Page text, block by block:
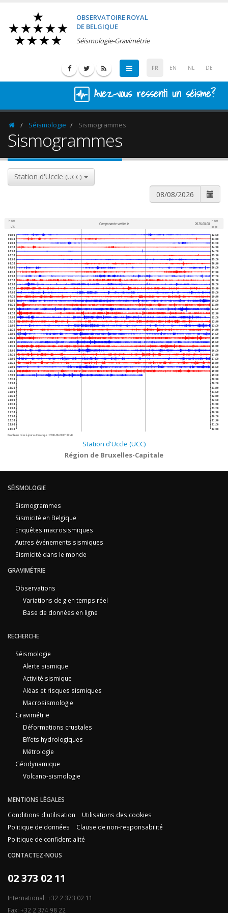
OBSERVATOIRE ROYAL
DE BELGIQUE
Séismologie-Gravimétrie
FR EN NL DE
Avez-vous ressenti un séisme?
HomepageSéismologie Sismogrammes
Sismogrammes
Station d'Uccle (UCC)
Heure
UTC
Composante verticale 2026-08-08
Heure
belge
00:00
00:30
01:00
01:30
02:00
02:30
03:00
03:30
04:00
04:30
05:00
05:30
06:00
06:30
07:00
07:30
08:00
08:30
09:00
09:30
10:00
10:30
11:00
11:30
12:00
12:30
13:00
13:30
14:00
14:30
15:00
15:30
16:00
16:30
17:00
17:30
18:00
18:30
19:00
19:30
20:00
20:30
21:00
21:30
22:00
22:30
23:00
23:30
02:30
03:00
03:30
04:00
04:30
05:00
05:30
06:00
06:30
07:00
07:30
08:00
08:30
09:00
09:30
10:00
10:30
11:00
11:30
12:00
12:30
13:00
13:30
14:00
14:30
15:00
15:30
16:00
16:30
17:00
17:30
18:00
18:30
19:00
19:30
20:00
20:30
21:00
21:30
22:00
22:30
23:00
23:30
00:00
00:30
01:00
01:30
02:00
Prochaine mise à jour automatique :2026-08-08 17:29:40
Station d'Uccle (UCC)
Région de Bruxelles-Capitale
SÉISMOLOGIE
Sismogrammes
Sismicité en Belgique
Enquêtes macrosismiques
Autres événements sismiques
Sismicité dans le monde
GRAVIMÉTRIE
Observations
Variations de g en temps réel
Base de données en ligne
RECHERCHE
Séismologie
Alerte sismique
Activité sismique
Aléas et risques sismiques
Macrosismologie
Gravimétrie
Déformations crustales
Effets hydrologiques
Métrologie
Géodynamique
Volcano-sismologie
MENTIONS LÉGALES
Conditions d'utilisation
Utilisations des cookies
Politique de données
Clause de non-responsabilité
Politique de confidentialité
CONTACTEZ-NOUS
02 373 02 11
International: +32 2 373 02 11
Fax: +32 2 374 98 22